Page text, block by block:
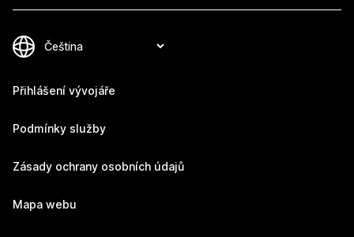
Přihlášení vývojáře
Podmínky služby
Zásady ochrany osobních údajů
Mapa webu